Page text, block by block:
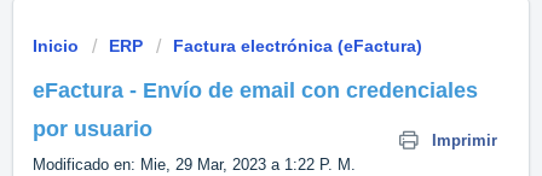
Inicio ERP Factura electrónica (eFactura)
eFactura - Envío de email con credenciales
por usuario
Imprimir
Modificado en: Mie, 29 Mar, 2023 a 1:22 P. M.